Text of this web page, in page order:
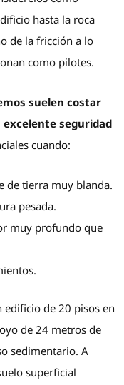
hasta la roca
de la fricción a lo
como pilotes.
suelen costar
seguridad
cuando:
de tierra muy blanda.
pesada.
muy profundo que
edificio de 20 pisos en
de 24 metros de
sedimentario. A
superficial